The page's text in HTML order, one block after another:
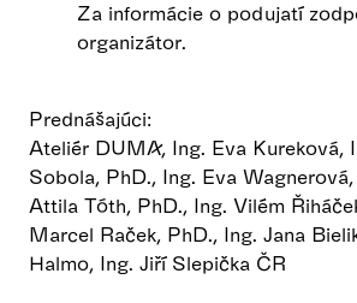
Za informácie o podujatí
organizátor.
Prednášajúci:
Ateliér DUMA, Ing. Eva Kureková,
Sobola, PhD., Ing. Eva
Attila Tóth, PhD., Ing. Vilém
Marcel Raček, PhD., Ing. Jana
Halmo, Ing. Jiří Slepička ČR